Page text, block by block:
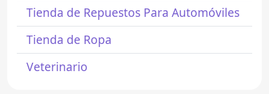
Tienda de Repuestos Para Automóviles
Tienda de Ropa
Veterinario